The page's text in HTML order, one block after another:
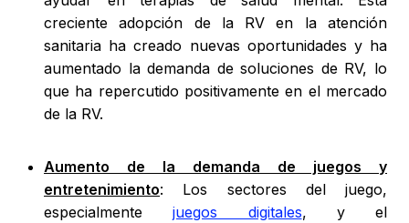
creciente adopción de la RV en la atención
sanitaria ha creado nuevas oportunidades y ha
aumentado la demanda de soluciones de RV, lo
que ha repercutido positivamente en el mercado
de la RV.
Aumento de la demanda de juegos y
entretenimiento: Los sectores del juego,
especialmentejuegos digitales, y el